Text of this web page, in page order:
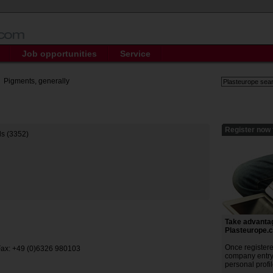
Job opportunities Service
Pigments, generally
(3352)
+49 (0)6326 980103
Register
Take
Once
company
personal